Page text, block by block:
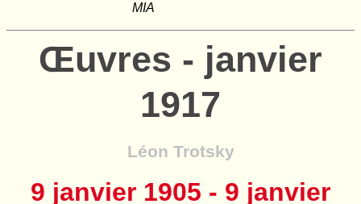
MIA
Œuvres - janvier
1917
Léon Trotsky
9 janvier 1905 - 9 janvier